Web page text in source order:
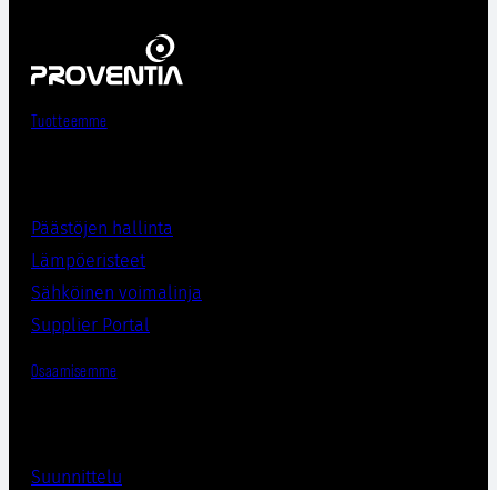
Tuotteemme
Päästöjen hallinta
Lämpöeristeet
Sähköinen voimalinja
Supplier Portal
Osaamisemme
Suunnittelu